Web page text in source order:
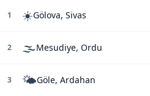
1 ☀️Gölova, Sivas
2 🌫️Mesudiye, Ordu
3 🌤️Göle, Ardahan